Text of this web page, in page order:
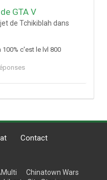
GTA V
de Tchikiblah dans
c'est le lvl 800
Contact
Chinatown Wars